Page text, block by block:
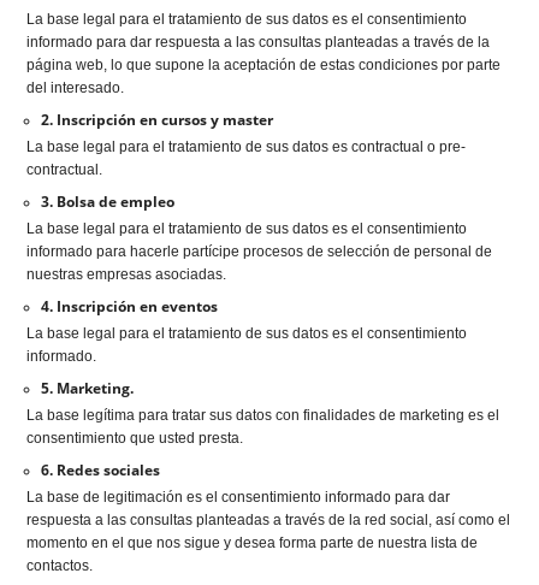
La base legal para el tratamiento de sus datos es el consentimiento
informado para dar respuesta a las consultas planteadas a través de la
página web, lo que supone la aceptación de estas condiciones por parte
del interesado.
2. Inscripción en cursos y master
La base legal para el tratamiento de sus datos es contractual o pre-
contractual.
3. Bolsa de empleo
La base legal para el tratamiento de sus datos es el consentimiento
informado para hacerle partícipe procesos de selección de personal de
nuestras empresas asociadas.
4. Inscripción en eventos
La base legal para el tratamiento de sus datos es el consentimiento
informado.
5. Marketing.
La base legítima para tratar sus datos con finalidades de marketing es el
consentimiento que usted presta.
6. Redes sociales
La base de legitimación es el consentimiento informado para dar
respuesta a las consultas planteadas a través de la red social, así como el
momento en el que nos sigue y desea forma parte de nuestra lista de
contactos.